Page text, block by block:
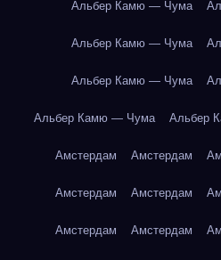
Альбер Камю — Чума
Альбер Камю — Чума
Альбер Камю — Чума
Альбер Камю — Чума Альбер
Амстердам Амстердам
Амстердам Амстердам
Амстердам Амстердам